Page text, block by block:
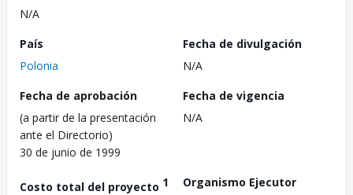
N/A
País
Polonia
Fecha de divulgación
N/A
Fecha de aprobación
(a partir de la presentación
ante el Directorio)
30 de junio de 1999
Fecha de vigencia
N/A
Costo total del proyecto 1
Organismo Ejecutor